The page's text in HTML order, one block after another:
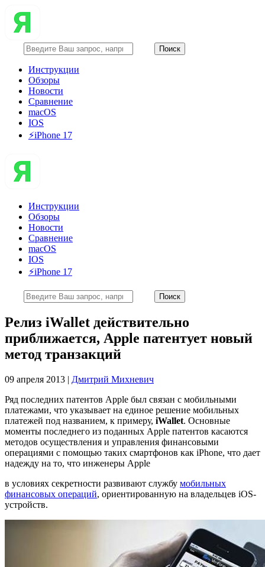
Инструкции
Обзоры
Новости
Сравнение
macOS
IOS
⚡️iPhone 17
Инструкции
Обзоры
Новости
Сравнение
macOS
IOS
⚡️iPhone 17
Релиз iWallet действительно
приближается, Apple патентует новый
метод транзакций
09 апреля 2013 | Дмитрий Михневич
Ряд последних патентов Apple был связан с мобильными
платежами, что указывает на единое решение мобильных
платежей под названием, к примеру, iWallet. Основные
моменты последнего из поданных Apple патентов касаются
методов осуществления и управления финансовыми
операциями с помощью таких смартфонов как iPhone, что дает
надежду на то, что инженеры Apple
в условиях секретности развивают службу мобильных
финансовых операций, ориентированную на владельцев iOS-
устройств.